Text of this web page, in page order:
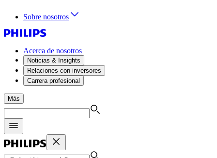
Sobre nosotros
Acerca de nosotros
Noticias & Insights
Relaciones con inversores
Carrera profesional
Más